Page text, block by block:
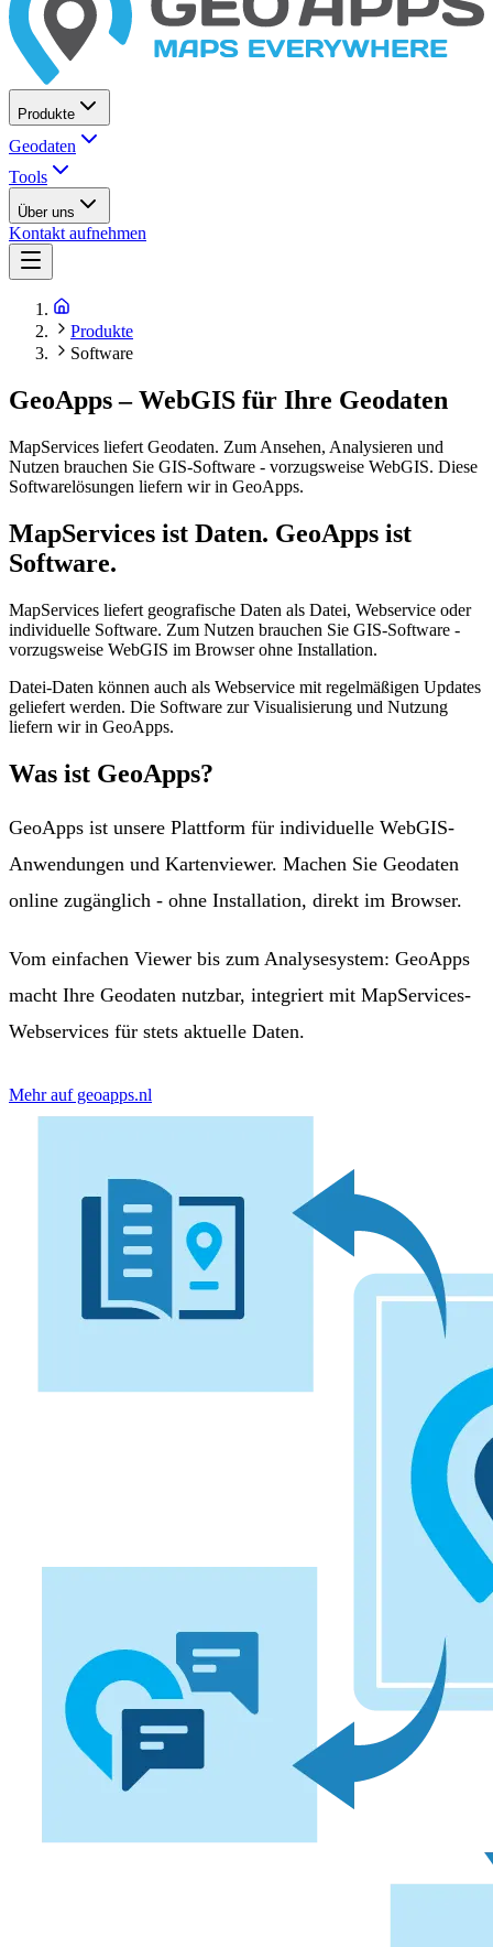
Produkte
Geodaten
Tools
Über uns
Kontakt aufnehmen
Produkte
Software
GeoApps – WebGIS für Ihre Geodaten
MapServices liefert Geodaten. Zum Ansehen, Analysieren und
Nutzen brauchen Sie GIS-Software - vorzugsweise WebGIS. Diese
Softwarelösungen liefern wir in GeoApps.
MapServices ist Daten. GeoApps ist
Software.
MapServices liefert geografische Daten als Datei, Webservice oder
individuelle Software. Zum Nutzen brauchen Sie GIS-Software -
vorzugsweise WebGIS im Browser ohne Installation.
Datei-Daten können auch als Webservice mit regelmäßigen Updates
geliefert werden. Die Software zur Visualisierung und Nutzung
liefern wir in GeoApps.
Was ist GeoApps?
GeoApps ist unsere Plattform für individuelle WebGIS-
Anwendungen und Kartenviewer. Machen Sie Geodaten
online zugänglich - ohne Installation, direkt im Browser.
Vom einfachen Viewer bis zum Analysesystem: GeoApps
macht Ihre Geodaten nutzbar, integriert mit MapServices-
Webservices für stets aktuelle Daten.
Mehr auf geoapps.nl